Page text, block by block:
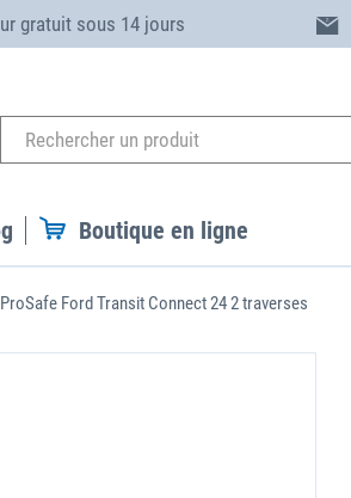
gratuit sous 14 jours
Boutique en ligne
Ford Transit Connect 24 2 traverses